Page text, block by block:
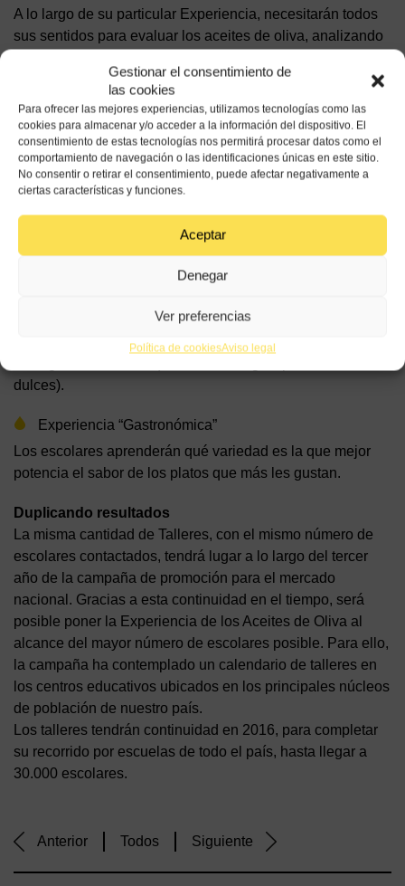
Gestionar el consentimiento de
las cookies
Para ofrecer las mejores experiencias, utilizamos tecnologías como las
cookies para almacenar y/o acceder a la información del dispositivo. El
consentimiento de estas tecnologías nos permitirá procesar datos como el
comportamiento de navegación o las identificaciones únicas en este sitio.
No consentir o retirar el consentimiento, puede afectar negativamente a
ciertas características y funciones.
Aceptar
Denegar
Ver preferencias
Política de cookiesAviso legal
A lo largo de su particular Experiencia, necesitarán todos
sus sentidos para evaluar los aceites de oliva, analizando
las directrices de los monitores con sus apreciaciones
personales:
Experiencia “de Aroma”
En una cata ciega, guiados por el olfato, los escolares
aprenderán a reconocer las variedades expuestas, y sus
Experiencia “de Sabor”
escolares podrán probar las distintas variedades de
Aceites de Oliva Virgen Extra con pan, para aprender a
dulces).
Experiencia “Gastronómica”
Los escolares aprenderán qué variedad es la que mejor
potencia el sabor de los platos que más les gustan.
Duplicando resultados
La misma cantidad de Talleres, con el mismo número de
escolares contactados, tendrá lugar a lo largo del tercer
año de la campaña de promoción para el mercado
nacional. Gracias a esta continuidad en el tiempo, será
posible poner la Experiencia de los Aceites de Oliva al
alcance del mayor número de escolares posible. Para ello,
la campaña ha contemplado un calendario de talleres en
los centros educativos ubicados en los principales núcleos
de población de nuestro país.
Los talleres tendrán continuidad en 2016, para completar
su recorrido por escuelas de todo el país, hasta llegar a
30.000 escolares.
Anterior Todos Siguiente